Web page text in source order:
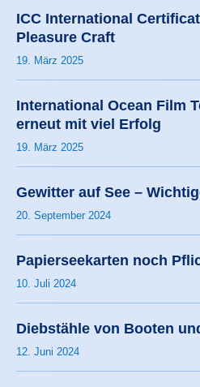
ICC International
Pleasure Craft
19. März 2025
International Ocean Film
erneut mit viel Erfolg
19. März 2025
Gewitter auf See –
20. September 2024
Papierseekarten noch
10. Juli 2024
Diebstähle von Booten
12. Juni 2024